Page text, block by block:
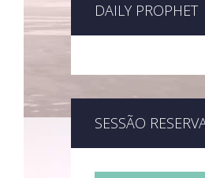
DAILY PROPHET
SESSÃO